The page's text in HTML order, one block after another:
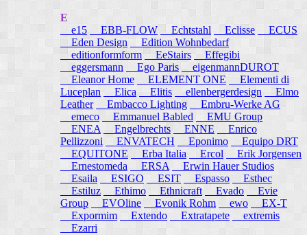
E
e15 EBB-FLOW Echtstahl Eclisse
ECUS
Eden Design
Edition Wohnbedarf
editionformform
EeStairs
Effegibi
eggersmann
Ego Paris
eigenmannDUROT
Eleanor Home
ELEMENT ONE
Elementi di
Luceplan
Elica Elitis ellenbergerdesign
Elmo
Leather
Embacco Lighting
Embru-Werke AG
emeco
Emmanuel Babled
EMU Group
ENEA
Engelbrechts ENNE
Enrico
Pellizzoni ENVATECH Eponimo
Equipo DRT
EQUITONE
Erba Italia Ercol
Erik Jorgensen
Ernestomeda
ERSA
Erwin Hauer Studios
Esaila
ESIGO ESIT Espasso
Esthec
Estiluz
Ethimo Ethnicraft Evado
Evie
Group
EVOline Evonik Rohm ewo
EX-T
Expormim
Extendo Extratapete
extremis
Ezarri